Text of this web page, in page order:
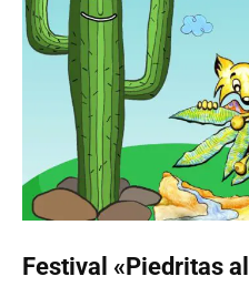
Festival «Piedritas